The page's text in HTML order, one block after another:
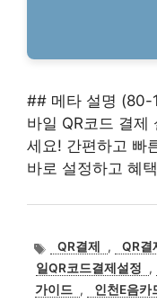
## 메타 설명 (80-
바일 QR코드 결제
세요! 간편하고 빠
바로 설정하고 혜
태
그
QR결제 , QR결
일QR코드결제설정
,
가이드 , 인천E음카